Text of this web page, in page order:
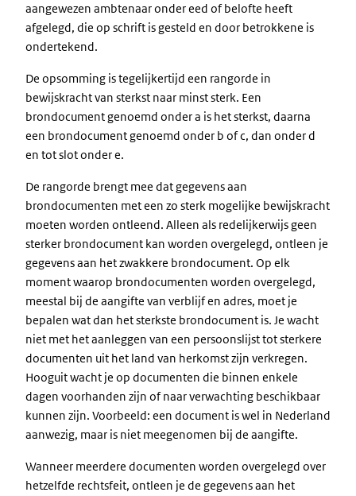
aangewezen ambtenaar onder eed of belofte heeft
afgelegd, die op schrift is gesteld en door betrokkene is
ondertekend.
De opsomming is tegelijkertijd een rangorde in
bewijskracht van sterkst naar minst sterk. Een
brondocument genoemd onder a is het sterkst, daarna
een brondocument genoemd onder b of c, dan onder d
en tot slot onder e.
De rangorde brengt mee dat gegevens aan
brondocumenten met een zo sterk mogelijke bewijskracht
moeten worden ontleend. Alleen als redelijkerwijs geen
sterker brondocument kan worden overgelegd, ontleen je
gegevens aan het zwakkere brondocument. Op elk
moment waarop brondocumenten worden overgelegd,
meestal bij de aangifte van verblijf en adres, moet je
bepalen wat dan het sterkste brondocument is. Je wacht
niet met het aanleggen van een persoonslijst tot sterkere
documenten uit het land van herkomst zijn verkregen.
Hooguit wacht je op documenten die binnen enkele
dagen voorhanden zijn of naar verwachting beschikbaar
kunnen zijn. Voorbeeld: een document is wel in Nederland
aanwezig, maar is niet meegenomen bij de aangifte.
Wanneer meerdere documenten worden overgelegd over
hetzelfde rechtsfeit, ontleen je de gegevens aan het